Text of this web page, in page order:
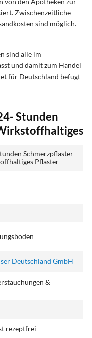
Zwischenzeitliche
sind möglich.
sind alle im
und damit zum Handel
für Deutschland befugt
Stunden
Schmerzpflaster
Pflaster
Deutschland GmbH
&
rezeptfrei